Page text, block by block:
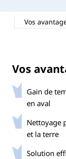
Vos
Vos
Gain de
en aval
Nettoyage
et la terre
Solution